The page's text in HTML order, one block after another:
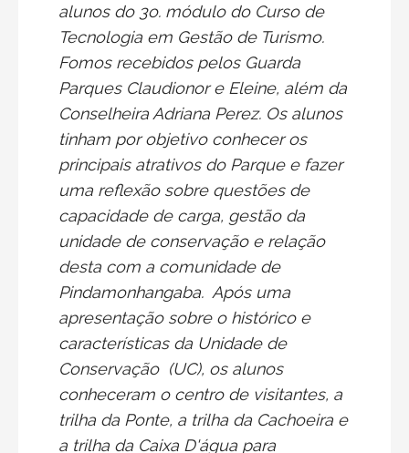
alunos do 3o. módulo do Curso de
Tecnologia em Gestão de Turismo.
Fomos recebidos pelos Guarda
Parques Claudionor e Eleine, além da
Conselheira Adriana Perez. Os alunos
tinham por objetivo conhecer os
principais atrativos do Parque e fazer
uma reflexão sobre questões de
capacidade de carga, gestão da
unidade de conservação e relação
desta com a comunidade de
Pindamonhangaba. Após uma
apresentação sobre o histórico e
características da Unidade de
Conservação (UC), os alunos
conheceram o centro de visitantes, a
trilha da Ponte, a trilha da Cachoeira e
a trilha da Caixa D'água para